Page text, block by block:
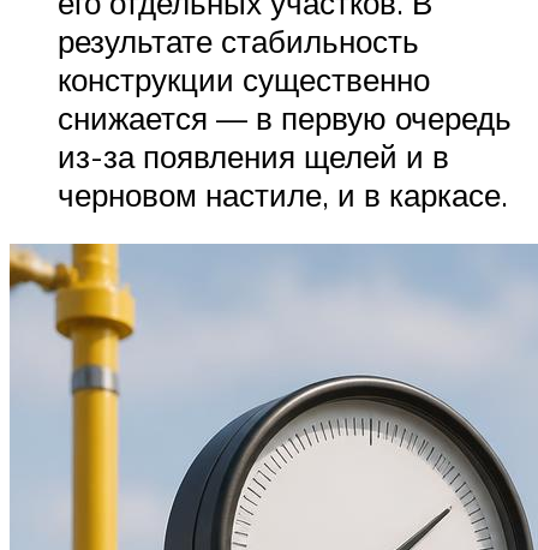
результате стабильность
конструкции существенно
снижается — в первую очередь
из-за появления щелей и в
черновом настиле, и в каркасе.